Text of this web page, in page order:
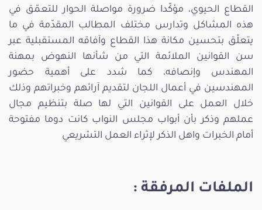
القطاع الحيوي، مؤكّدا ضرورة مواصلة الحوار للتعمّق في
هذه المشاكل وتدارس مختلف المطالب المقدّمة في ما
يتعلّق بتحسين مكانة هذا القطاع وآفاقه المستقبلية عبر
سن القوانين الملائمة التي من شأنها النهوض بمهنة
المهندس وإنصافه، كما شدد على أهمية حضور
المهندسين في أعمال اللجان لتقديم آرائهم وخبراتهم وذلك
خلال العمل على القوانين التي لها صلة بتنظيم مجال
عملهم وذكر بأن أبواب مجلس النواب كانت دوما مفتوحة
أمام الخبرات واهل الذكر لإثراء العمل التشريعي
الملفات المرفقة :